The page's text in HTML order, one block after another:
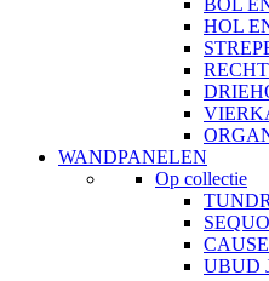
BOL
HOL
WANDPANELEN
Op collectie
UBUD